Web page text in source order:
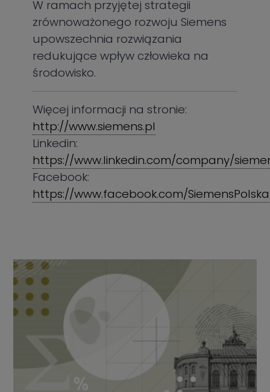
W ramach przyjętej strategii
zrównoważonego rozwoju Siemens
upowszechnia rozwiązania
redukujące wpływ człowieka na
środowisko.
Więcej informacji na stronie:
http://www.siemens.pl
Linkedin:
https://www.linkedin.com/company/
Facebook:
https://www.facebook.com/SiemensPolska